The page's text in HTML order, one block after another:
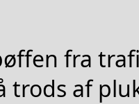
fra
trods af